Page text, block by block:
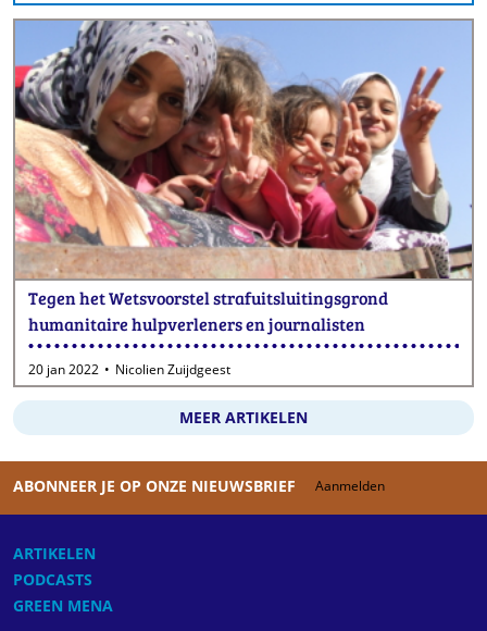
Tegen het Wetsvoorstel strafuitsluitingsgrond
humanitaire hulpverleners en journalisten
20 jan 2022 Nicolien Zuijdgeest
MEER ARTIKELEN
ABONNEER JE OP ONZE NIEUWSBRIEF Aanmelden
ARTIKELEN
PODCASTS
GREEN MENA